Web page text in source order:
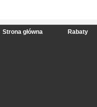
Strona główna Rabaty